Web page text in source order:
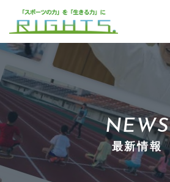
NEWS
最新情報